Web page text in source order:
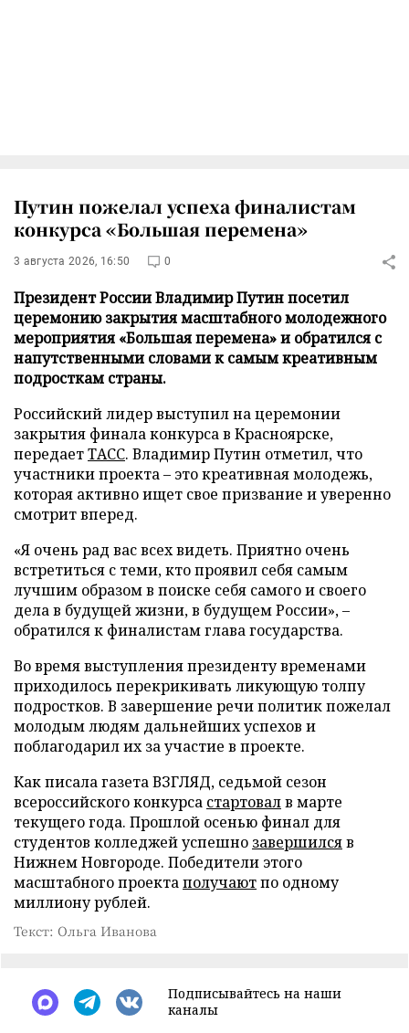
Путин пожелал успеха финалистам
конкурса «Большая перемена»
3 августа 2026, 16:50 0
Президент России Владимир Путин посетил
церемонию закрытия масштабного молодежного
мероприятия «Большая перемена» и обратился с
напутственными словами к самым креативным
подросткам страны.
Российский лидер выступил на церемонии
закрытия финала конкурса в Красноярске,
передаетТАСС. Владимир Путин отметил, что
участники проекта – это креативная молодежь,
которая активно ищет свое призвание и уверенно
смотрит вперед.
«Я очень рад вас всех видеть. Приятно очень
встретиться с теми, кто проявил себя самым
лучшим образом в поиске себя самого и своего
дела в будущей жизни, в будущем России», –
обратился к финалистам глава государства.
Во время выступления президенту временами
приходилось перекрикивать ликующую толпу
подростков. В завершение речи политик пожелал
молодым людям дальнейших успехов и
поблагодарил их за участие в проекте.
Как писала газета ВЗГЛЯД, седьмой сезон
всероссийского конкурса стартовалв марте
текущего года. Прошлой осенью финал для
студентов колледжей успешно завершилсяв
Нижнем Новгороде. Победители этого
масштабного проектаполучаютпо одному
миллиону рублей.
Текст: Ольга Иванова
Подписывайтесь на наши
каналы